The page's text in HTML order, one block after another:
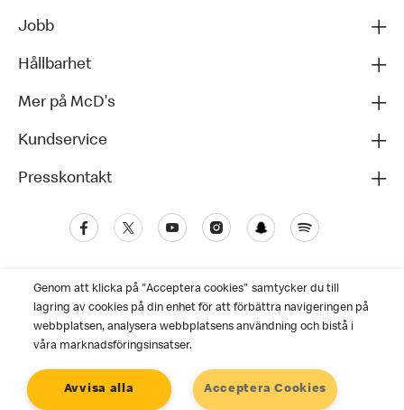
Jobb
Hållbarhet
Mer på McD's
Kundservice
Presskontakt
Kundservice
Genom att klicka på "Acceptera cookies" samtycker du till
lagring av cookies på din enhet för att förbättra navigeringen på
webbplatsen, analysera webbplatsens användning och bistå i
våra marknadsföringsinsatser.
Acceptera Cookies
Avvisa alla